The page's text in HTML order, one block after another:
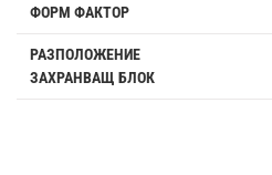
ФОРМ ФАКТОР
РАЗПОЛОЖЕНИЕ
ЗАХРАНВАЩ БЛОК